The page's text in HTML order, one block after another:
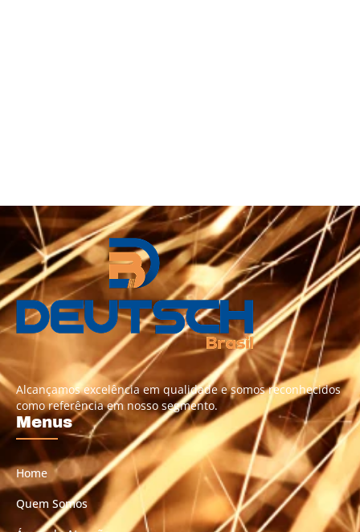
Alcançamos excelência em qualidade e somos reconhecidos
como referência em nosso segmento.
Menus
Home
Quem Somos